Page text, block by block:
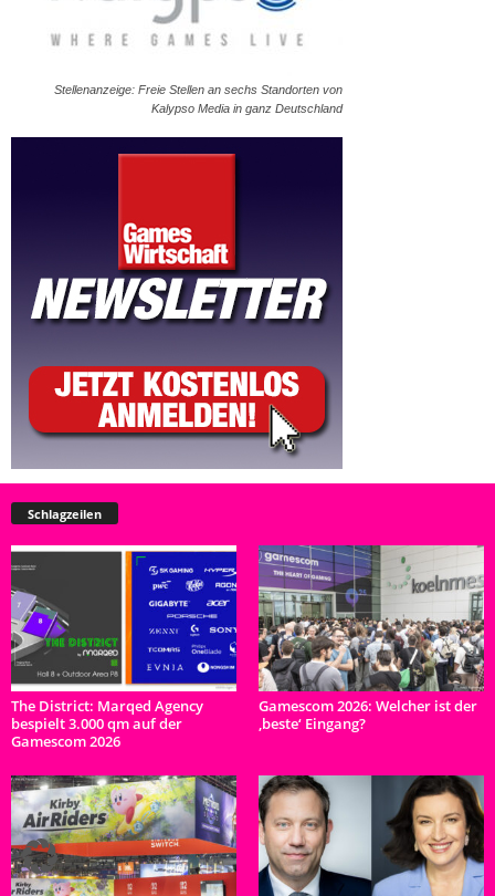
Stellenanzeige: Freie Stellen an sechs Standorten von
Kalypso Media in ganz Deutschland
Schlagzeilen
The District: Marqed Agency
bespielt 3.000 qm auf der
Gamescom 2026
Gamescom 2026: Welcher ist der
‚beste‘ Eingang?